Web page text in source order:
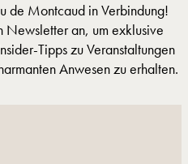
de Montcaud in Verbindung!
Newsletter an, um exklusive
Tipps zu Veranstaltungen
Anwesen zu erhalten.
Sie die im